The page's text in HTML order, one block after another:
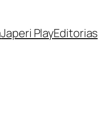
Japeri PlayEditorias